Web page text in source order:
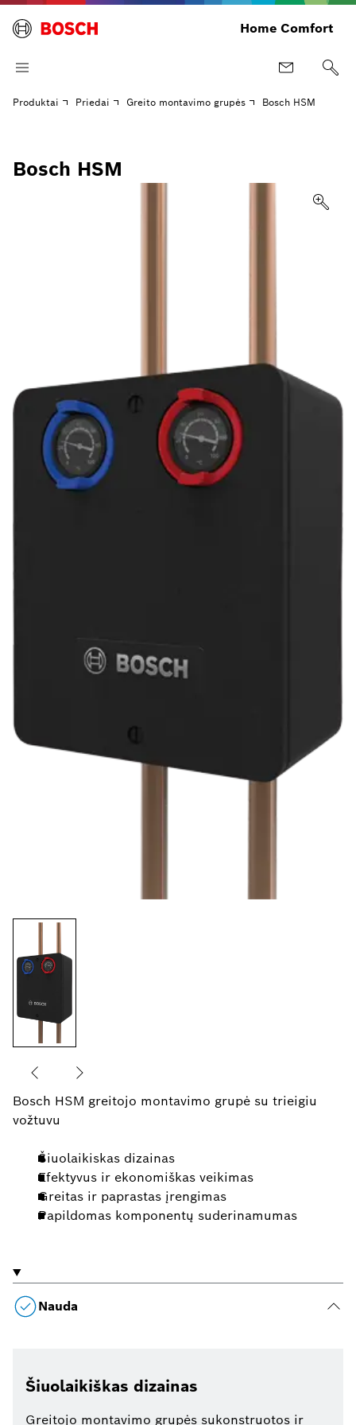
Home Comfort
Produktai Priedai Greito montavimo grupės Bosch HSM
Bosch HSM
Bosch HSM greitojo montavimo grupė su trieigiu
vožtuvu
Šiuolaikiskas dizainas
Efektyvus ir ekonomiškas veikimas
Greitas ir paprastas įrengimas
Papildomas komponentų suderinamumas
Nauda
Šiuolaikiškas dizainas
Greitojo montavimo grupės sukonstruotos ir